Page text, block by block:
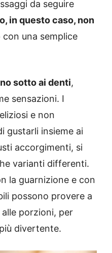
da seguire
in questo caso, non
una semplice
sotto ai denti,
sensazioni. I
e non
gustarli insieme ai
accorgimenti, si
varianti differenti.
la guarnizione e con
possono provere a
porzioni, per
divertente.